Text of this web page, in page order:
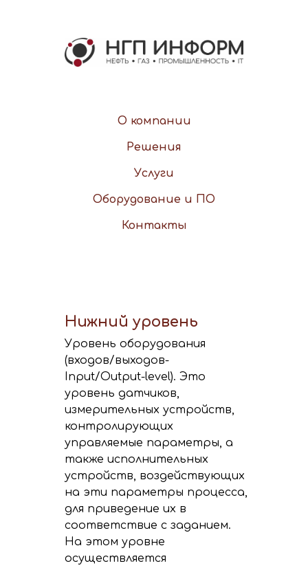
О компании
Решения
Услуги
Оборудование и ПО
Контакты
Нижний уровень
Уровень оборудования
(входов/выходов-
Input/Output-level). Это
уровень датчиков,
измерительных устройств,
контролирующих
управляемые параметры, а
также исполнительных
устройств, воздействующих
на эти параметры процесса,
для приведение их в
соответствие с заданием.
На этом уровне
осуществляется